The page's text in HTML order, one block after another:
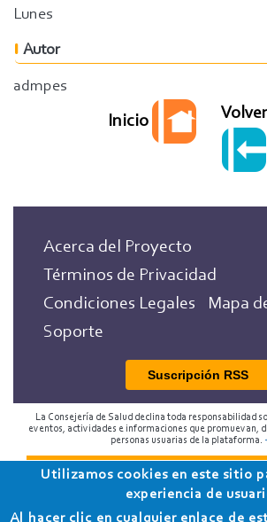
Lunes
Autor
admpes
Inicio Volver
Acerca del Proyecto
Términos de Privacidad
Condiciones Legales
Mapa
Soporte
Suscripción RSS
La Consejería de Salud declina toda responsabilidad
eventos, actividades e informaciones que promuevan,
personas usuarias de la plataforma.
2018 Programa de Envejecimiento
Consejería de Salud
Utilizamos cookies en este sitio
experiencia de
Al hacer clic en cualquier enlace de